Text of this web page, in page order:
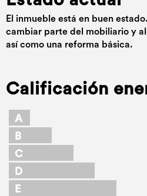
El inmueble está en buen
cambiar parte del mobiliario y
así como una reforma básica.
Calificación
A
B
C
D
E